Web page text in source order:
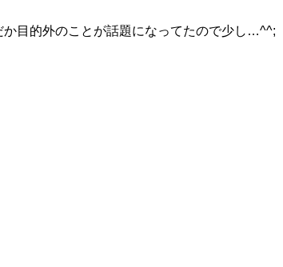
目的外のことが話題になってたので少し…^^;